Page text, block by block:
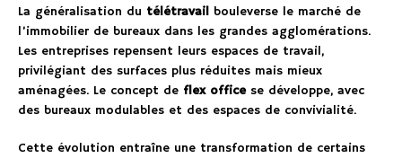
La généralisation du télétravail bouleverse le marché de
l’immobilier de bureaux dans les grandes agglomérations.
Les entreprises repensent leurs espaces de travail,
privilégiant des surfaces plus réduites mais mieux
aménagées. Le concept de flex officese développe, avec
des bureaux modulables et des espaces de convivialité.
Cette évolution entraîne une transformation de certains